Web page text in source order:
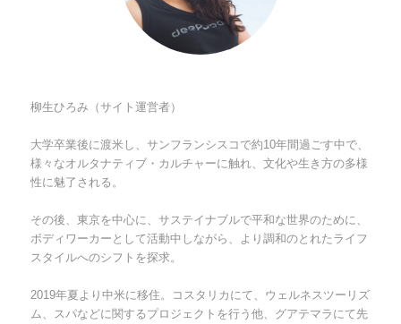
柳生ひろみ（サイト運営者）
大学卒業後に渡米し、サンフランシスコで約10年間過ごす中で、
様々なオルタナティブ・カルチャーに触れ、文化や生き方の多様
性に魅了される。
その後、東京を中心に、サステイナブルで平和な世界のために、
ボディワーカーとして活動中しながら、より調和のとれたライフ
スタイルへのシフトを探求。
2019年夏より中米に移住。コスタリカにて、ウェルネスツーリズ
ム、スパなどに関するプロジェクトを行う他、グアテマラにて先